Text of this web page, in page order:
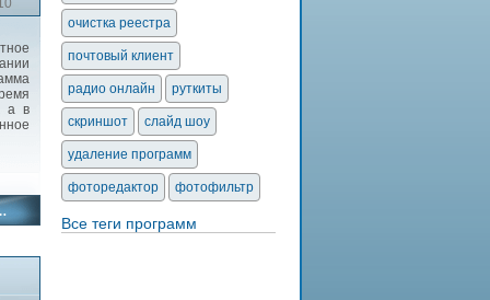
а в
очистка реестра
почтовый клиент
радио онлайн руткиты
скриншот слайд шоу
удаление программ
фоторедактор фотофильтр
Все теги программ